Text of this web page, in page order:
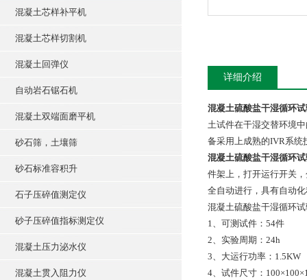
混凝土芯样补平机
混凝土芯样切割机
混凝土回弹仪
自动岩石锯石机
混凝土双端面磨平机
砂石筛，土壤筛
砂石标准容积升
石子压碎值测定仪
砂子压碎值指标测定仪
混凝土压力泌水仪
混凝土贯入阻力仪
详细介绍
混凝土硫酸盐干湿循环
土试件在干湿交替环境
备采用上成熟的IVR系统
混凝土硫酸盐干湿循环
件架上，打开运行开关
全自动进行，具有自动
混凝土硫酸盐干湿循环
1、可测试件：54件
2、实验周期：24h
3、大运行功率：1.5KW
4、试件尺寸：